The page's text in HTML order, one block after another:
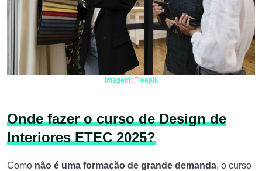
Imagem: Freepik
Onde fazer o curso de Design de
Interiores ETEC 2025?
Como não é uma formação de grande demanda, o curso